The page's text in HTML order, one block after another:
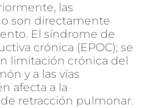
las
son directamente
El síndrome de
crónica (EPOC); se
limitación crónica del
y a las vías
afecta a la
retracción pulmonar.